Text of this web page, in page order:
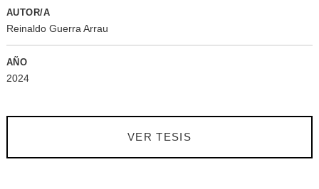
AUTOR/A
Reinaldo Guerra Arrau
AÑO
2024
VER TESIS